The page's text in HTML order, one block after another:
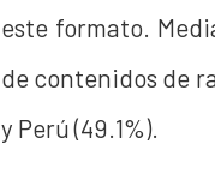
este formato.
de contenidos de
y Perú (49.1%).